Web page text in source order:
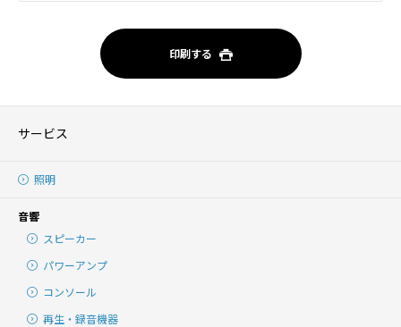
印刷する
サービス
照明
音響
スピーカー
パワーアンプ
コンソール
再生・録音機器